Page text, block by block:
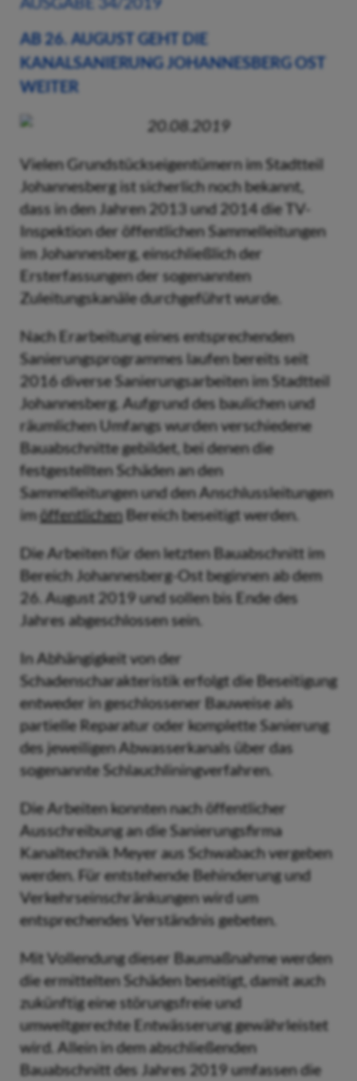
AB 26. AUGUST GEHT DIE
KANALSANIERUNG JOHANNESBERG OST
WEITER
20.08.2019
Vielen Grundstückseigentümern im Stadtteil
Johannesberg ist sicherlich noch bekannt,
dass in den Jahren 2013 und 2014 die TV-
Inspektion der öffentlichen Sammelleitungen
im Johannesberg, einschließlich der
Ersterfassungen der sogenannten
Zuleitungskanäle durchgeführt wurde.
Nach Erarbeitung eines entsprechenden
Sanierungsprogrammes laufen bereits seit
2016 diverse Sanierungsarbeiten im Stadtteil
Johannesberg. Aufgrund des baulichen und
räumlichen Umfangs wurden verschiedene
Bauabschnitte gebildet, bei denen die
festgestellten Schäden an den
Sammelleitungen und den Anschlussleitungen
imöffentlichenBereich beseitigt werden.
Die Arbeiten für den letzten Bauabschnitt im
Bereich Johannesberg-Ost beginnen ab dem
26. August 2019 und sollen bis Ende des
Jahres abgeschlossen sein.
In Abhängigkeit von der
Schadenscharakteristik erfolgt die Beseitigung
entweder in geschlossener Bauweise als
partielle Reparatur oder komplette Sanierung
des jeweiligen Abwasserkanals über das
sogenannte Schlauchliningverfahren.
Die Arbeiten konnten nach öffentlicher
Ausschreibung an die Sanierungsfirma
Kanaltechnik Meyer aus Schwabach vergeben
werden. Für entstehende Behinderung und
Verkehrseinschränkungen wird um
entsprechendes Verständnis gebeten.
Mit Vollendung dieser Baumaßnahme werden
die ermittelten Schäden beseitigt, damit auch
zukünftig eine störungsfreie und
umweltgerechte Entwässerung gewährleistet
wird. Allein in dem abschließenden
Bauabschnitt des Jahres 2019 umfassen die